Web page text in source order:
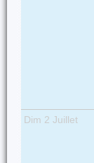
Dim 2 Juillet